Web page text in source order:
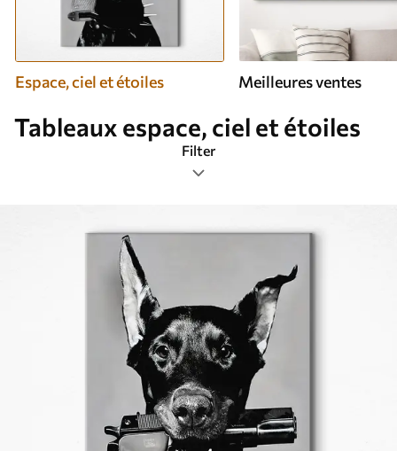
Espace, ciel et étoiles Meilleures ventes
Tableaux espace, ciel et étoiles
Filter
Format de l’image
Tableaux Espace, ciel et étoiles
Les plus populaires
Réinitialiser tous les filtres